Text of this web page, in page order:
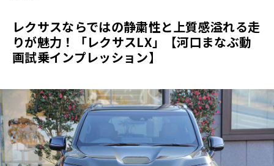
レクサスならではの静粛性と上質感溢れる走
りが魅力！「レクサスLX」【河口まなぶ動
画試乗インプレッション】